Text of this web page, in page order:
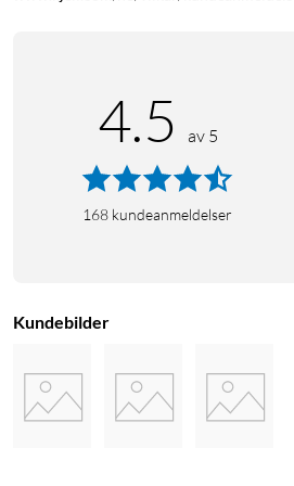
4.5 av 5
168 kundeanmeldelser
Kundebilder